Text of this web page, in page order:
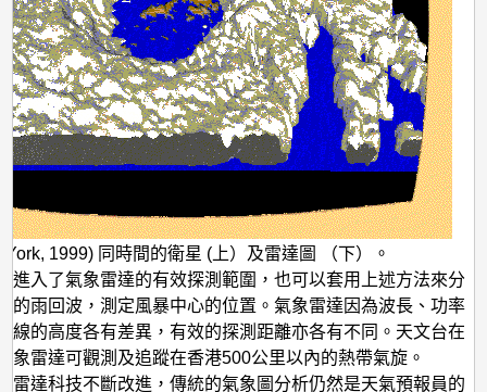
1999) 同時間的衛星 (上）及雷達圖 （下）。
進入了氣象雷達的有效探測範圍，也可以套用上述方法來分
的雨回波，測定風暴中心的位置。氣象雷達因為波長、功率
線的高度各有差異，有效的探測距離亦各有不同。天文台在
象雷達可觀測及追蹤在香港500公里以內的熱帶氣旋。
雷達科技不斷改進，傳統的氣象圖分析仍然是天氣預報員的